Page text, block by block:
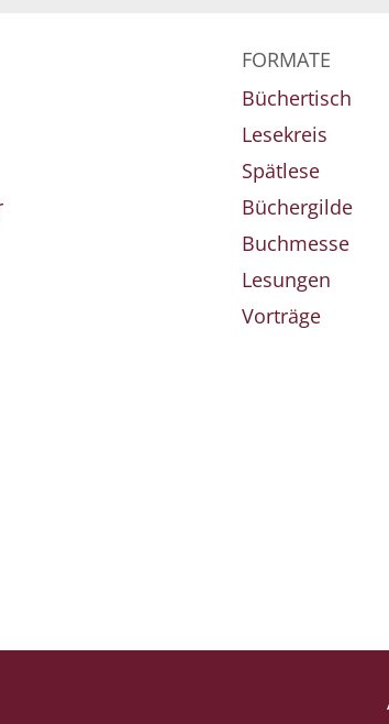
FORMATE
Büchertisch
Lesekreis
Spätlese
Büchergilde
Buchmesse
Lesungen
Vorträge